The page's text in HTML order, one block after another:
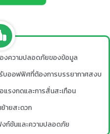
องความปลอดภัยของข้อมูล
รับออฟฟิศที่ต้องการบรรยากาศสงบ
รงกดและการสั่นสะเทือน
ายสะดวก
งก์ชันและความปลอดภัย